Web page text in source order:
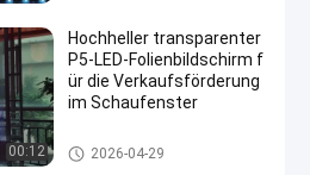
00:12
Hochheller transparenter
P5-LED-Folienbildschirm f
ür die Verkaufsförderung
im Schaufenster
LED transparente Filmbildschir
m
2026-04-29